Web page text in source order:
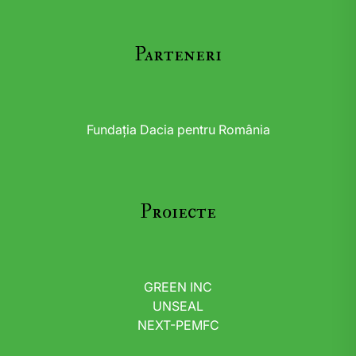
Parteneri
Fundația Dacia pentru România
Proiecte
GREEN INC
UNSEAL
NEXT-PEMFC